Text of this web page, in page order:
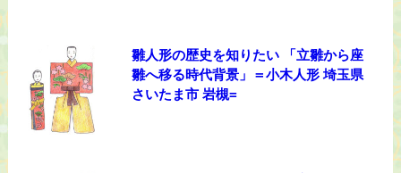
雛人形の歴史を知りたい 「立雛から座
雛へ移る時代背景」＝小木人形 埼玉県
さいたま市 岩槻=